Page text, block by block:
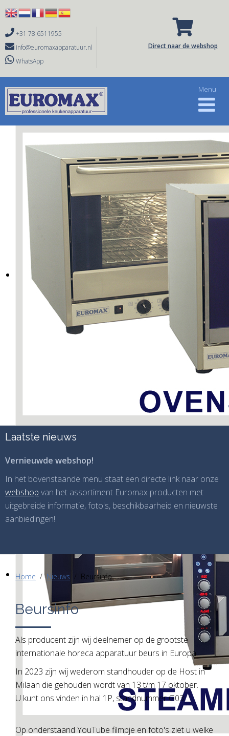
+31 78 6511955
 info@euromaxapparatuur.nl
WhatsApp
Direct naar de webshop
Laatste nieuws
Vernieuwde webshop!
In het bovenstaande menu staat een directe link naar onze
webshop van het assortiment Euromax producten met
uitgebreide informatie, foto's, beschikbaarheid en nieuwste
aanbiedingen!
Home Nieuws Beursinfo
Beursinfo
Als producent zijn wij deelnemer op de grootste
internationale horeca apparatuur beurs in Europa.
In 2023 zijn wij wederom standhouder op de Host in
Milaan die gehouden wordt van 13 t/m 17 oktober.
U kunt ons vinden in hal 1P, standnummer G03.
Op onderstaand YouTube filmpje en foto's ziet u welke